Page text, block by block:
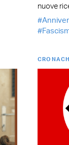
nuove